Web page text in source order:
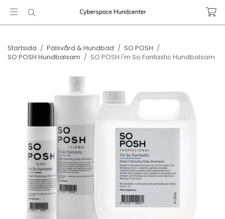
Startsida / Pälsvård & Hundbad / SO POSH /
SO POSH Hundbalsam / SO POSH I'm So Fantastic Hundbalsam